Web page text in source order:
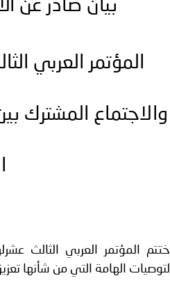
بيان صادر عن الأمانة
بيان صادر عن
المؤتمر العربي
والاجتماع المشترك
اختتم المؤتمر العربي الثالث
التوصيات الهامة التي من شأنها